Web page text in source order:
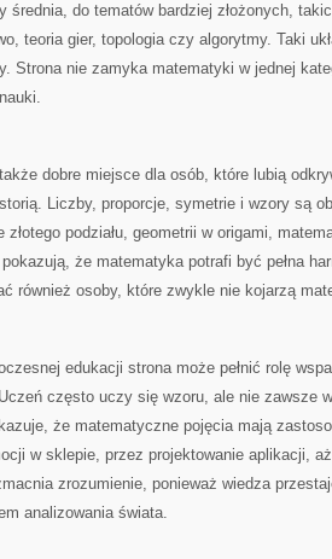
średnia, do tematów bardziej złożonych,
teoria gier, topologia czy algorytmy. Taki
Strona nie zamyka matematyki w jednej
dobre miejsce dla osób, które lubią
Liczby, proporcje, symetrie i wzory są
złotego podziału, geometrii w origami,
że matematyka potrafi być pełna
również osoby, które zwykle nie kojarzą
edukacji strona może pełnić rolę
często uczy się wzoru, ale nie zawsze
że matematyczne pojęcia mają
w sklepie, przez projektowanie aplikacji,
zrozumienie, ponieważ wiedza
analizowania świata.